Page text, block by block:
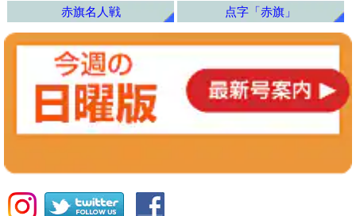
赤旗名人戦
点字「赤旗」